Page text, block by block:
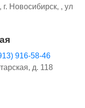
Новосибирск, , ул
916-58-46
д. 118